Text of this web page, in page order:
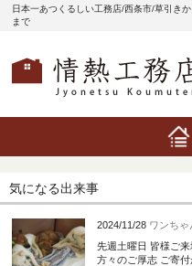
日本一あつくるしい工務店/西条市/草引き
まで
気になる出来事
2024/11/28 ワンちゃ
先週土曜日 皆様ご
方々のご厚志 ご寄